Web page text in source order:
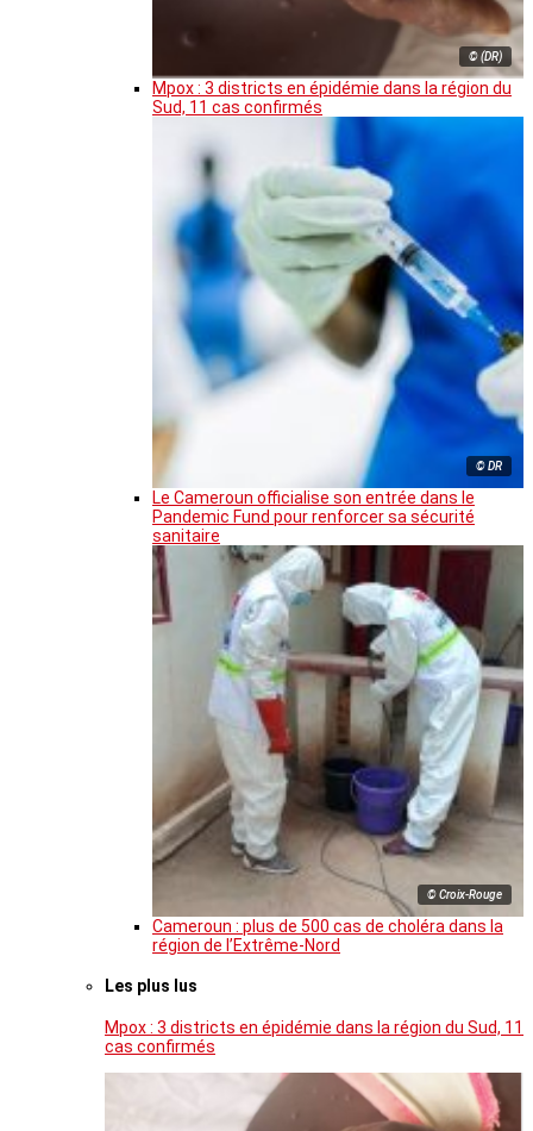
© (DR)
Mpox : 3 districts en épidémie dans la région du
Sud, 11 cas confirmés
© DR
Le Cameroun officialise son entrée dans le
Pandemic Fund pour renforcer sa sécurité
sanitaire
© Croix-Rouge
Cameroun : plus de 500 cas de choléra dans la
région de l’Extrême-Nord
Les plus lus
Mpox : 3 districts en épidémie dans la région du Sud, 11
cas confirmés